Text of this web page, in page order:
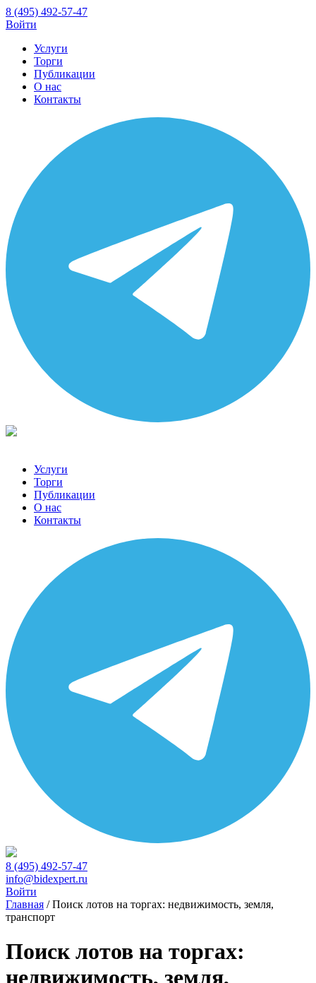
8 (495) 492-57-47
Войти
Услуги
Торги
Публикации
О нас
Контакты
Услуги
Торги
Публикации
О нас
Контакты
8 (495) 492-57-47
info@bidexpert.ru
Войти
Главная /Поиск лотов на торгах: недвижимость, земля,
транспорт
Поиск лотов на торгах:
недвижимость, земля,